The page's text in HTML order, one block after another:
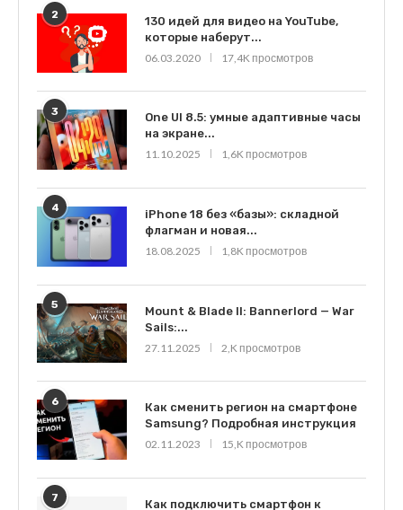
2
130 идей для видео на YouTube,
которые наберут...
06.03.2020
17,4K просмотров
3
One UI 8.5: умные адаптивные часы
на экране...
11.10.2025
1,6K просмотров
4
iPhone 18 без «базы»: складной
флагман и новая...
18.08.2025
1,8K просмотров
5
Mount & Blade II: Bannerlord — War
Sails:...
27.11.2025
2,K просмотров
6
Как сменить регион на смартфоне
Samsung? Подробная инструкция
02.11.2023
15,K просмотров
7 Как подключить смартфон к